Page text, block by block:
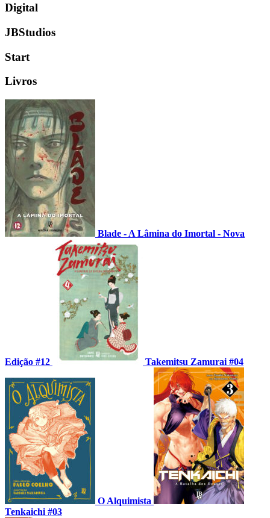
Digital
JBStudios
Start
Livros
Blade - A Lâmina do Imortal - Nova
Edição #12 Takemitsu Zamurai #04
O Alquimista
Tenkaichi #03